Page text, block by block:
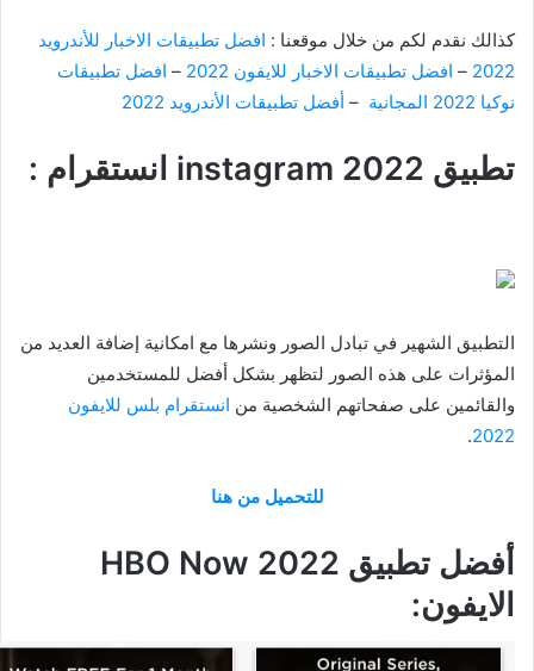
كذالك نقدم لكم من خلال موقعنا : افضل تطبيقات الاخبار للأندرويد
2022
– افضل تطبيقات الاخبار للايفون 2022 – افضل تطبيقات
نوكيا 2022 المجانية
– أفضل تطبيقات الأندرويد 2022
تطبيق instagram 2022 انستقرام :
التطبيق الشهير في تبادل الصور ونشرها مع امكانية إضافة العديد من
المؤثرات على هذه الصور لتظهر بشكل أفضل للمستخدمين
والقائمين على صفحاتهم الشخصية من انستقرام بلس للايفون
2022
.
للتحميل من هنا
أفضل تطبيق HBO Now 2022
الايفون: